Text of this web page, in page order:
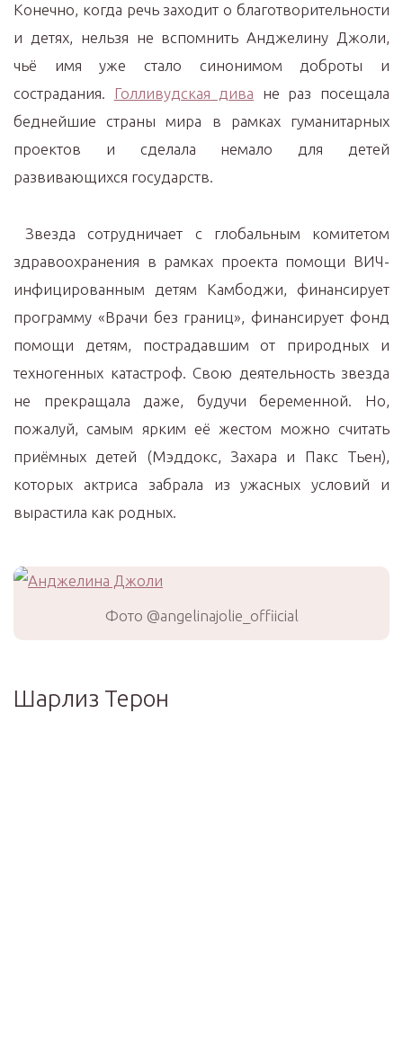
Конечно, когда речь заходит о благотворительности
и детях, нельзя не вспомнить Анджелину Джоли,
чьё имя уже стало синонимом доброты и
сострадания. Голливудская дива не раз посещала
беднейшие страны мира в рамках гуманитарных
проектов и сделала немало для детей
развивающихся государств.
Звезда сотрудничает с глобальным комитетом
здравоохранения в рамках проекта помощи ВИЧ-
инфицированным детям Камбоджи, финансирует
программу «Врачи без границ», финансирует фонд
помощи детям, пострадавшим от природных и
техногенных катастроф. Свою деятельность звезда
не прекращала даже, будучи беременной. Но,
пожалуй, самым ярким её жестом можно считать
приёмных детей (Мэддокс, Захара и Пакс Тьен),
которых актриса забрала из ужасных условий и
вырастила как родных.
Фото @angelinajolie_offiicial
Шарлиз Терон